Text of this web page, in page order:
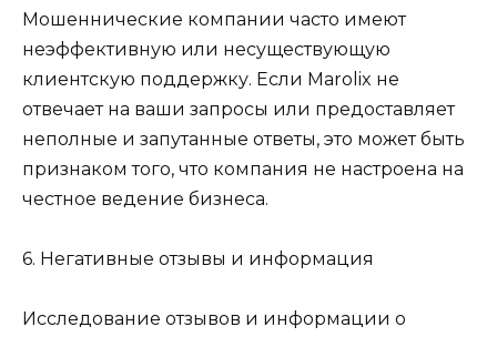
Мошеннические компании часто имеют
неэффективную или несуществующую
клиентскую поддержку. Если Marolix не
отвечает на ваши запросы или предоставляет
неполные и запутанные ответы, это может быть
признаком того, что компания не настроена на
честное ведение бизнеса.
6. Негативные отзывы и информация
Исследование отзывов и информации о